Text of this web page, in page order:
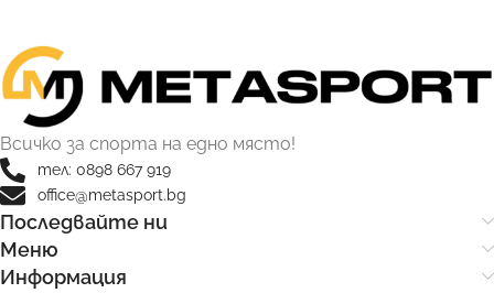
Всичко за спорта на едно място!
тел: 0898 667 919
office@metasport.bg
Последвайте ни
Меню
Информация